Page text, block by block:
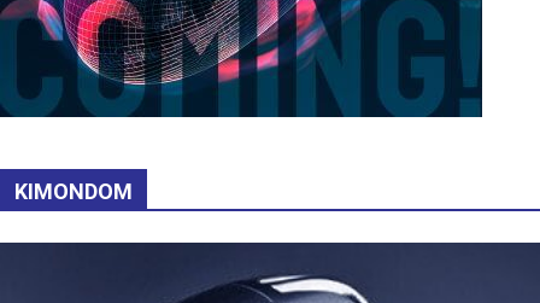
KIMONDOM